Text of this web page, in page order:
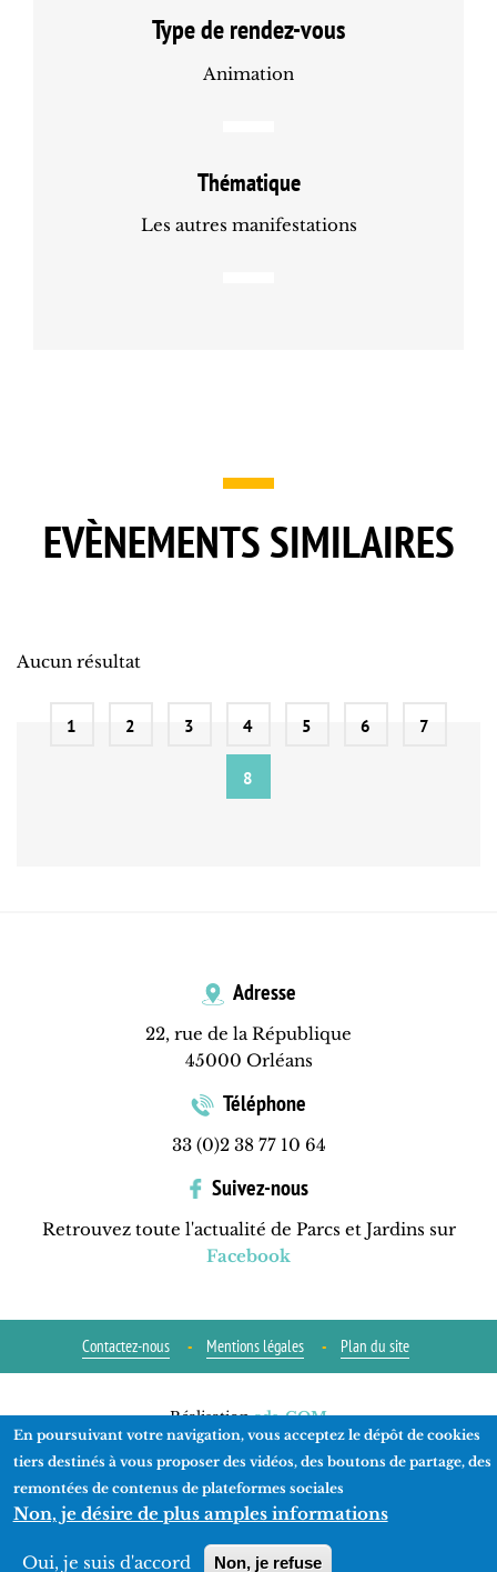
Type de rendez-vous
Animation
Thématique
Les autres manifestations
EVÈNEMENTS SIMILAIRES
Aucun résultat
1 2 3 4 5 6 7
8
Adresse
22, rue de la République
45000 Orléans
Téléphone
33 (0)2 38 77 10 64
Suivez-nous
Retrouvez toute l'actualité de Parcs et Jardins sur
Facebook
Contactez-nous Mentions légales Plan du site
Réalisationads-COM
En poursuivant votre navigation, vous acceptez le dépôt de cookies
tiers destinés à vous proposer des vidéos, des boutons de partage, des
remontées de contenus de plateformes sociales
Non, je désire de plus amples informations
Oui, je suis d'accord Non, je refuse